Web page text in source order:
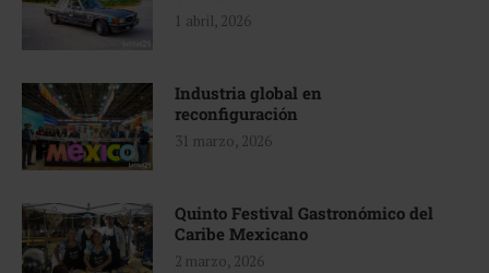
1 abril, 2026
Industria global en
reconfiguración
31 marzo, 2026
Quinto Festival Gastronómico del
Caribe Mexicano
2 marzo, 2026